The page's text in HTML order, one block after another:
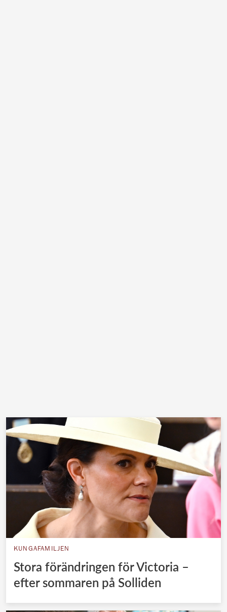
KUNGAFAMILJEN
Stora förändringen för Victoria –
efter sommaren på Solliden